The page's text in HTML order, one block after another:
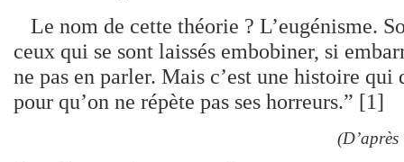
Le nom de cette théorie ? L’eugénisme.
ceux qui se sont laissés embobiner, si
ne pas en parler. Mais c’est une histoire
pour qu’on ne répète pas ses horreurs.” [1]